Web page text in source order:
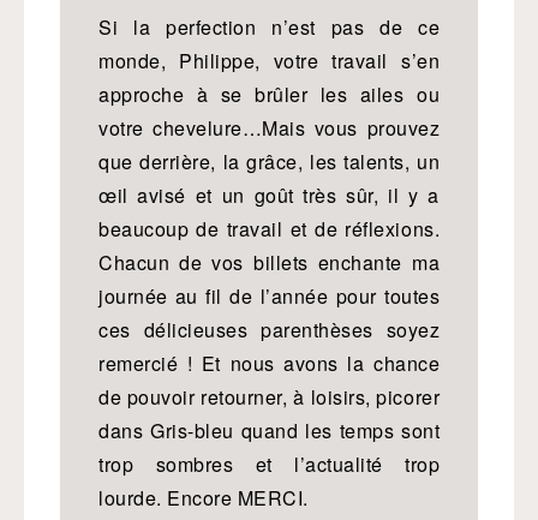
Si la perfection n’est pas de ce
monde, Philippe, votre travail s’en
approche à se brûler les ailes ou
votre chevelure…Mais vous prouvez
que derrière, la grâce, les talents, un
œil avisé et un goût très sûr, il y a
beaucoup de travail et de réflexions.
Chacun de vos billets enchante ma
journée au fil de l’année pour toutes
ces délicieuses parenthèses soyez
remercié ! Et nous avons la chance
de pouvoir retourner, à loisirs, picorer
dans Gris-bleu quand les temps sont
trop sombres et l’actualité trop
lourde. Encore MERCI.